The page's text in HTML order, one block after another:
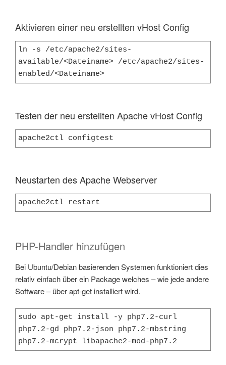
Aktivieren einer neu erstellten vHost Config
ln -s /etc/apache2/sites-
available/<Dateiname> /etc/apache2/sites-
enabled/<Dateiname>
Testen der neu erstellten Apache vHost Config
apache2ctl configtest
Neustarten des Apache Webserver
apache2ctl restart
PHP-Handler hinzufügen
Bei Ubuntu/Debian basierenden Systemen funktioniert dies
relativ einfach über ein Package welches – wie jede andere
Software – über apt-get installiert wird.
sudo apt-get install -y php7.2-curl
php7.2-gd php7.2-json php7.2-mbstring
php7.2-mcrypt libapache2-mod-php7.2